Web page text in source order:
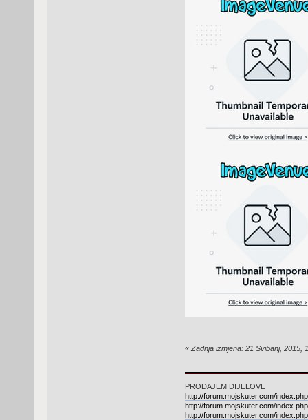
« Zadnja izmjena: 21 Svibanj, 2015,
PRODAJEM DIJELOVE
http://forum.mojskuter.com/
http://forum.mojskuter.com/
http://forum.mojskuter.com/